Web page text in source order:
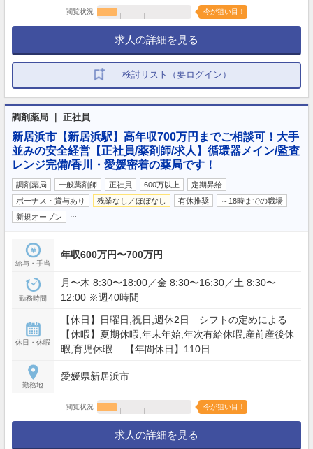
閲覧状況 今が狙い目！
求人の詳細を見る
検討リスト（要ログイン）
調剤薬局 ｜ 正社員
新居浜市【新居浜駅】高年収700万円までご相談可！大手
並みの安全経営【正社員/薬剤師/求人】循環器メイン/監査
レンジ完備/香川・愛媛密着の薬局です！
調剤薬局 一般薬剤師 正社員 600万以上
定期昇給
ボーナス・賞与あり
残業なし／ほぼなし 有休推奨
～18時までの職場
新規オープン
給与・手当
年収600万円〜700万円
勤務時間
月〜木 8:30〜18:00／金 8:30〜16:30／土 8:30〜
12:00 ※週40時間
休日・休暇
【休日】日曜日,祝日,週休2日 シフトの定めによる
【休暇】夏期休暇,年末年始,年次有給休暇,産前産後休
暇,育児休暇 【年間休日】110日
勤務地
愛媛県新居浜市
閲覧状況 今が狙い目！
求人の詳細を見る